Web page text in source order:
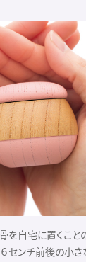
を自宅に置くこと
センチ前後の小さ